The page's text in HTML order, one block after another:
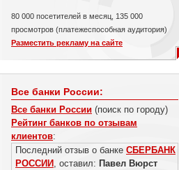
80 000 посетителей в месяц, 135 000
просмотров (платежеспособная аудитория)
Разместить рекламу на сайте
Все банки России:
Все банки России (поиск по городу)
Рейтинг банков по отзывам
клиентов:
Последний отзыв о банке СБЕРБАНК
РОССИИ , оставил: Павел Вюрст